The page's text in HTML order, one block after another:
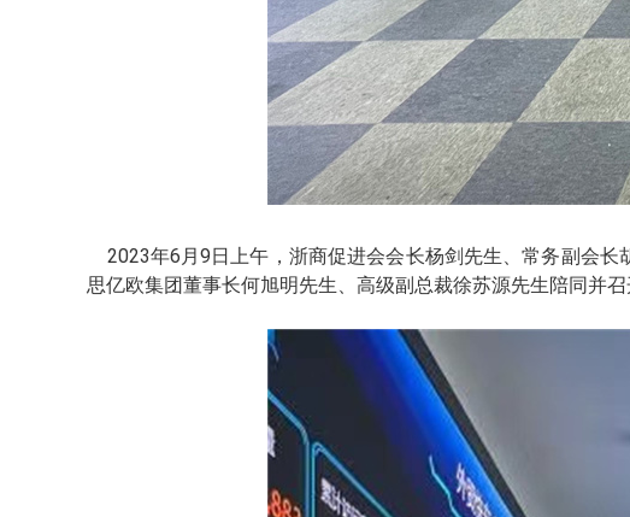
2023年6月9日上午，浙商促进会会长杨剑先生、常务副会长
思亿欧集团董事长何旭明先生、高级副总裁徐苏源先生陪同并召